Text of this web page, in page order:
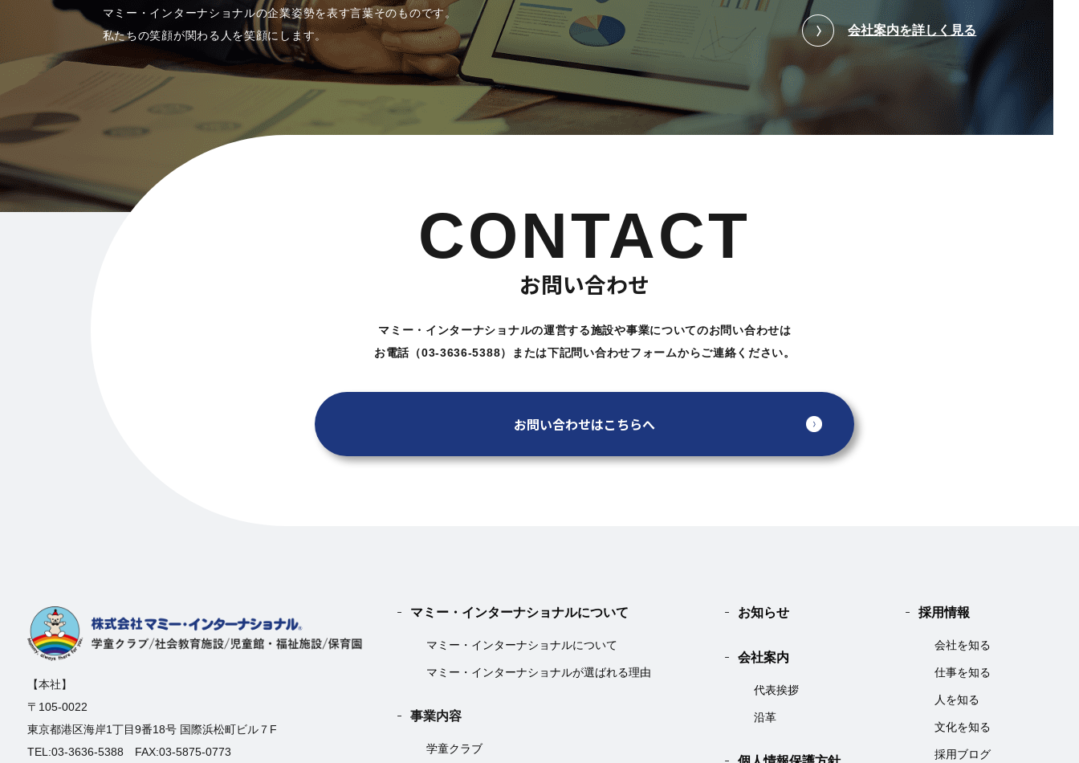
マミー・インターナショナルの企業姿勢を表す言葉そのものです。
私たちの笑顔が関わる人を笑顔にします。
会社案内を詳しく見る
CONTACT
お問い合わせ
マミー・インターナショナルの運営する施設や事業についてのお問い合わせは
お電話（03-3636-5388）または下記問い合わせフォームからご連絡ください。
お問い合わせはこちらへ
【本社】
〒105-0022
東京都港区海岸1丁目9番18号 国際浜松町ビル７F
TEL:03-3636-5388 FAX:03-5875-0773
マミー・インターナショナルについて
マミー・インターナショナルについて
マミー・インターナショナルが選ばれる理由
事業内容
学童クラブ
お知らせ
会社案内
代表挨拶
沿革
採用情報
会社を知る
仕事を知る
人を知る
文化を知る
採用ブログ